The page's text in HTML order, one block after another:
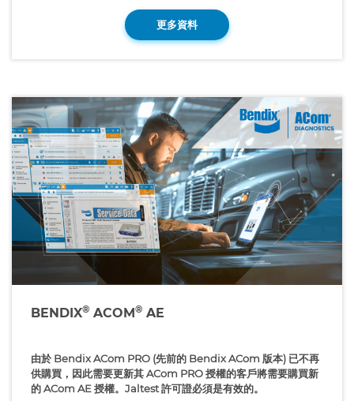
更多資料
BENDIX® ACOM® AE
由於 Bendix ACom PRO (先前的 Bendix ACom 版本) 已不再
供購買，因此需要更新其 ACom PRO 授權的客戶將需要購買新
的 ACom AE 授權。Jaltest 許可證必須是有效的。